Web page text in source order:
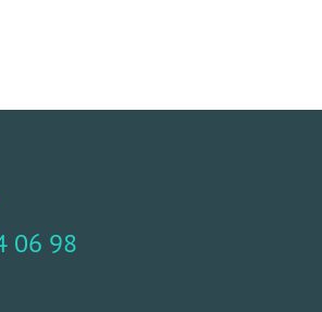
06 98